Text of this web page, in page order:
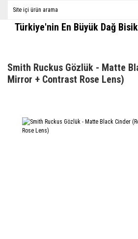
Türkiye'nin En Büyük Dağ
Smith Ruckus Gözlük - Matte
Mirror + Contrast Rose Lens)